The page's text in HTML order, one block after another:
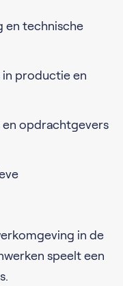
en technische
in productie en
opdrachtgevers
in de
speelt een